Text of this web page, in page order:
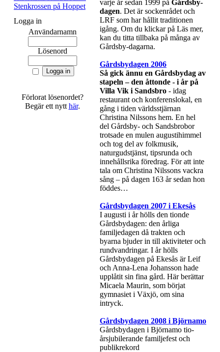
Stenkrossen på Hoppet
Logga in
Användarnamn
Lösenord
Förlorat lösenordet?
Begär ett nytt här.
varje år sedan 1999 på Gårdsby-
dagen. Det är sockenrådet och
LRF som har hållit traditionen
igång. Om du klickar på Läs mer,
kan du titta tillbaka på många av
Gårdsby-dagarna.
Gårdsbydagen 2006
Så gick ännu en Gårdsbydag av
stapeln – den åttonde - i år på
Villa Vik i Sandsbro - idag
restaurant och konferenslokal, en
gång i tiden världsstjärnan
Christina Nilssons hem. En hel
del Gårdsby- och Sandsbrobor
trotsade en mulen augustihimmel
och tog del av folkmusik,
naturgudstjänst, tipsrunda och
innehållsrika föredrag. För att inte
tala om Christina Nilssons vackra
sång – på dagen 163 år sedan hon
föddes…
Gårdsbydagen 2007 i Ekesås
I augusti i år hölls den tionde
Gårdsbydagen: den årliga
familjedagen då trakten och
byarna bjuder in till aktiviteter och
rundvandringar. I år hölls
Gårdsbydagen på Ekesås är Leif
och Anna-Lena Johansson hade
upplåtit sin fina gård. Här berättar
Micaela Maurin, som börjat
gymnasiet i Växjö, om sina
intryck.
Gårdsbydagen 2008 i Björnamo
Gårdsbydagen i Björnamo tio-
årsjubilerande familjefest och
publikrekord